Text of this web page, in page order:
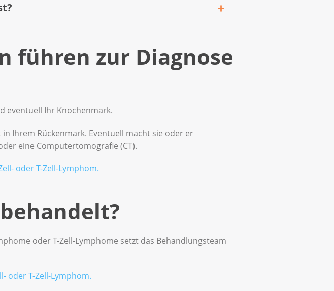
und schmerzen.
geschwollen? Gehen Sie zu einer Ärztin
führen zur Diagnose
eventuell Ihr Knochenmark.
Ihrem Rückenmark. Eventuell macht sie oder er
eine Computertomografie (CT).
oder T-Zell-Lymphom.
oder T-Zell-Lymphome setzt das Behandlungsteam
oder T-Zell-Lymphom.